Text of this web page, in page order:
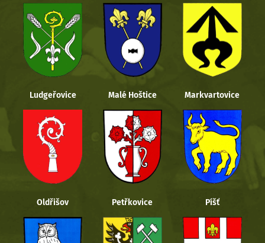
Ludgeřovice Malé Hoštice Markvartovice
Oldřišov Petřkovice Píšť